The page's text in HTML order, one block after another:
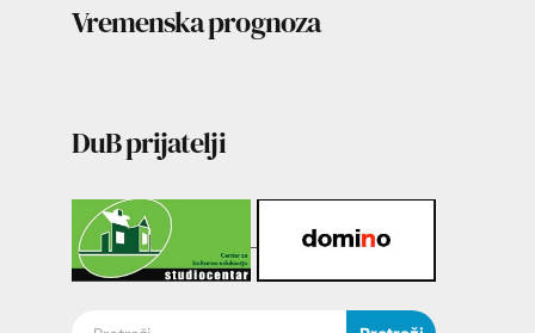
Vremenska prognoza
DuB prijatelji